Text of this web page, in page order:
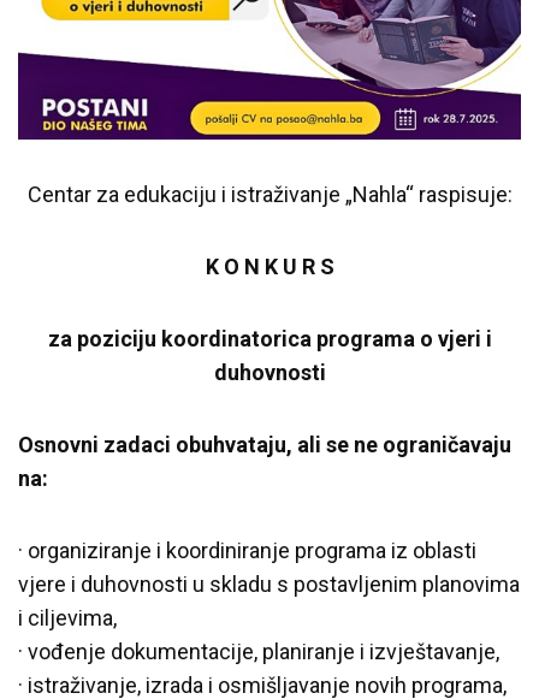
Centar za edukaciju i istraživanje „Nahla“ raspisuje:
K O N K U R S
za poziciju koordinatorica programa o vjeri i
duhovnosti
Osnovni zadaci obuhvataju, ali se ne ograničavaju
na:
· organiziranje i koordiniranje programa iz oblasti
vjere i duhovnosti u skladu s postavljenim planovima
i ciljevima,
· vođenje dokumentacije, planiranje i izvještavanje,
· istraživanje, izrada i osmišljavanje novih programa,